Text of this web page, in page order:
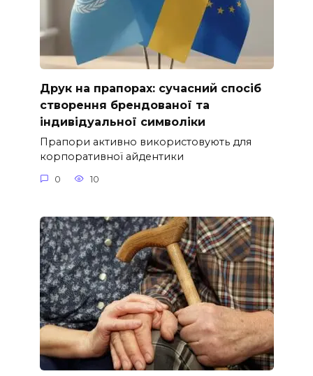
Друк на прапорах: сучасний спосіб
створення брендованої та
індивідуальної символіки
Прапори активно використовують для
корпоративної айдентики
0 10